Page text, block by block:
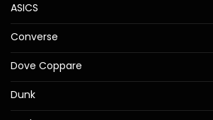
ASICS
Converse
Dove Coppare
Dunk